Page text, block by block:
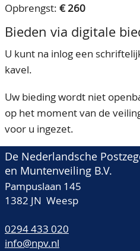
Opbrengst: € 260
Bieden via digitale
U kunt na inlog een
kavel.
Uw bieding wordt niet
op het moment van de
voor u ingezet.
De Nederlandsche
en Muntenveiling B.V.
Pampuslaan 145
1382 JN Weesp
0294 433 020
info@npv.nl